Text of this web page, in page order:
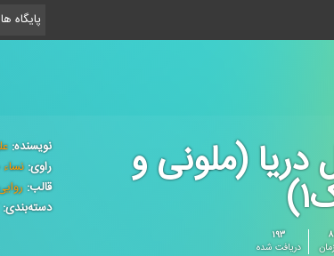
پایگاه ها
دریا (ملونی و
۱۹۳
دریافت شده
نویسنده:
راوی:
قالب:
دسته‌بندی: